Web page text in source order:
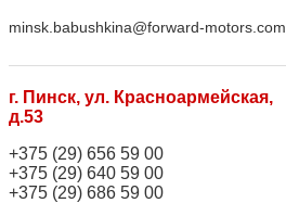
minsk.babushkina@forward-motors.com
г. Пинск, ул. Красноармейская,
д.53
+375 (29) 656 59 00
+375 (29) 640 59 00
+375 (29) 686 59 00